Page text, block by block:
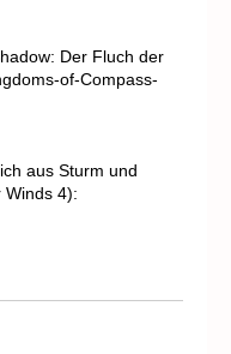
Der Fluch der
of-Compass-
aus Sturm und
Winds 4):